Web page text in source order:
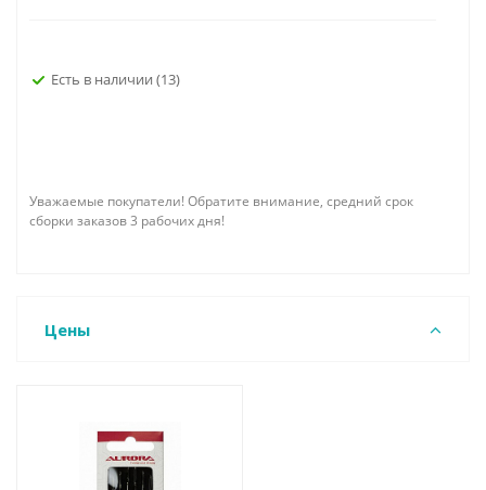
Есть в наличии (13)
Уважаемые покупатели! Обратите внимание, средний срок
сборки заказов 3 рабочих дня!
Цены